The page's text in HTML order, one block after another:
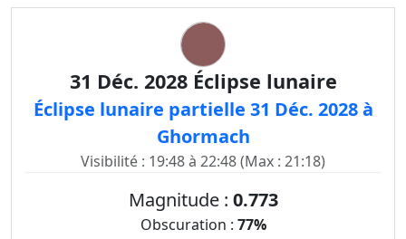
31 Déc. 2028 Éclipse lunaire
Éclipse lunaire partielle 31 Déc. 2028 à
Ghormach
Visibilité : 19:48 à 22:48 (Max : 21:18)
Magnitude : 0.773
Obscuration : 77%